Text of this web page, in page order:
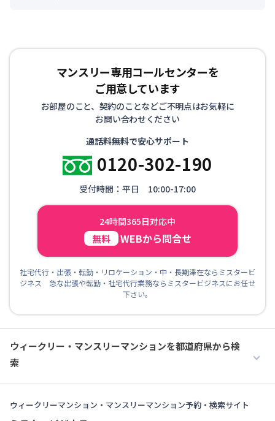
マンスリー専用コールセンターを
ご用意しています
お部屋のこと、契約のことなどご不明点はお気軽に
お問い合わせください
通話料無料で安心サポート
0120-302-190
受付時間：平日 10:00-17:00
24時間365日対応中
無料 WEBから問合せ
社宅代行・出張・転勤・リロケーション・中・長期滞在ならミスタービ
ジネス 急な出張や転勤・社宅代行業務ならミスタービジネスにお任せ
下さい。
ウィークリー・マンスリーマンションを都道府県から検
索
ウィークリーマンション・マンスリーマンション予約・検索サイト